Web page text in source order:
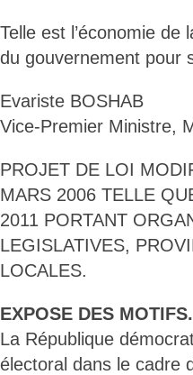
Telle est l’économie
du gouvernement pour
Evariste BOSHAB
Vice-Premier Ministre,
PROJET DE LOI
MARS 2006 TELLE
2011 PORTANT
LEGISLATIVES,
LOCALES.
EXPOSE DES MOTIFS.
La République
électoral dans le cadre